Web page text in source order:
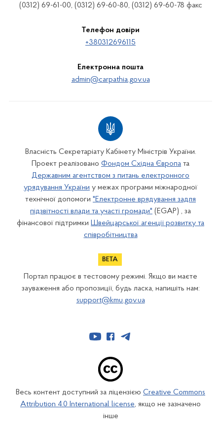
(0312) 69-61-00, (0312) 69-60-80, (0312) 69-60-78 факс
Телефон довіри
+380312696115
Електронна пошта
admin@carpathia.gov.ua
Власність Секретаріату Кабінету Міністрів України.
Проект реалізовано Фондом Східна Європа та
Державним агентством з питань електронного
урядування України у межах програми міжнародної
технічної допомоги "Електронне врядування задля
підзвітності влади та участі громади" (EGAP) , за
фінансової підтримки Швейцарської агенції розвитку та
співробітництва
Портал працює в тестовому режимі. Якщо ви маєте
зауваження або пропозиції, будь ласка, напишіть нам:
support@kmu.gov.ua
Весь контент доступний за ліцензією Creative Commons
Attribution 4.0 International license, якщо не зазначено
інше